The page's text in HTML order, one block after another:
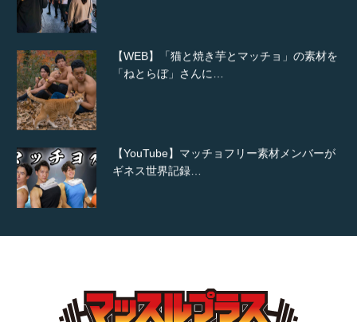
「ねとらぼ」さんに…
ギネス世界記録…